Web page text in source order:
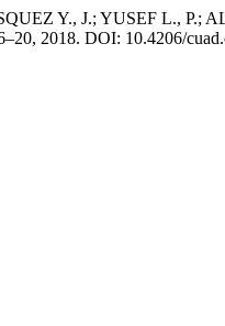
Y., J.; YUSEF L., P.;
2018. DOI: 10.4206/